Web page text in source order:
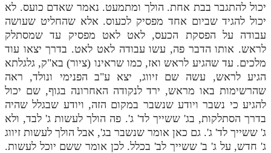
יכול להתגבר בבת אחת. הולך ומתמעט. נאמר שאדם כועס. לא
יכול להגיד שביום אחד מפסיק לכעוס. אלא שהחליט שעושה
עבודה על הפסקת הכעס, לאט לאט מפסיק עד שמסתלק
לראש. אותו הדבר פה, עשו עבודה לאט לאט. בדרך יצאו עוד
מלכים. עד שהגיע לראש ואז, כמו שראינו (ציור) בא"ק, גלגלתא
הגיע לראש, עשה שם זיווג, יצא ע"ב הפנימי ונולד, ראה
שהרשימות באו מראש, ירד לנקודה האחרונה בגוף, שם יכול
להגיע כי נשבר ויודע שנשבר במקום הזה, ויודע שבגלל שהיה
בדרך הסתלקות, בג' ששייך לד' ג'. פה הולך לעשות ג' לבד, ולא
ג' ששייך לד' ג'. גם כאן אומר שנשבר בג', אבל הולך לעשות זיווג
ג' חדש, על ג' ב' ששייך לב' בכלל. לכן אומר ששם יוכל לעשות.